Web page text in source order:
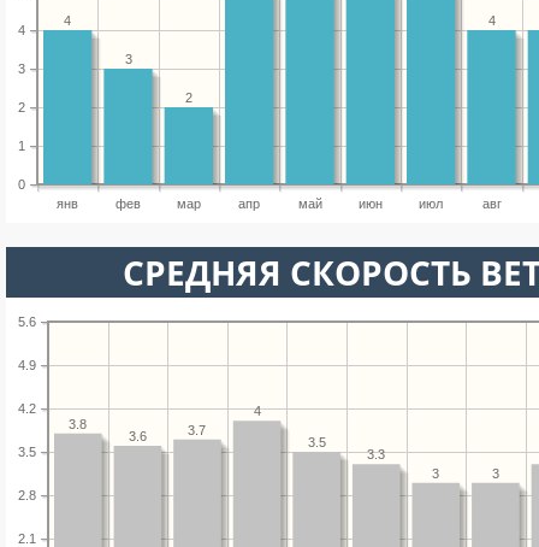
янв фев мар апр май июн июл авг
0
1
2
3
4
4
2
3
4
СРЕДНЯЯ СКОРОСТЬ
2.1
2.8
3.5
4.2
4.9
5.6
3
3
3.3
3.5
4
3.7
3.6
3.8